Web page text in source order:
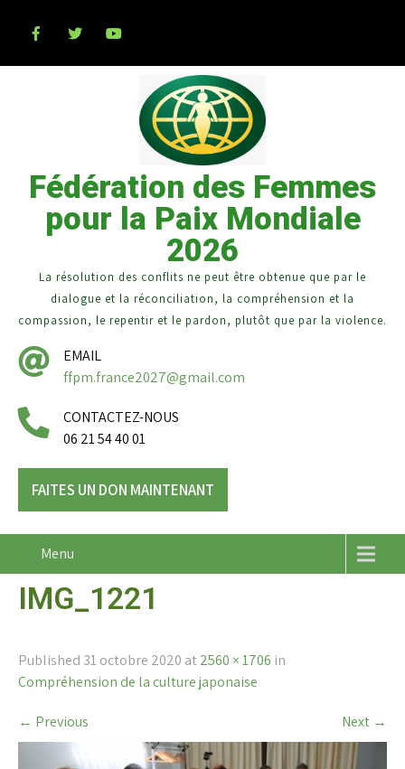
Fédération des Femmes
pour la Paix Mondiale
2026
La résolution des conflits ne peut être obtenue que par le
dialogue et la réconciliation, la compréhension et la
compassion, le repentir et le pardon, plutôt que par la violence.
EMAIL
ffpm.france2027@gmail.com
CONTACTEZ-NOUS
06 21 54 40 01
FAITES UN DON MAINTENANT
Menu
IMG_1221
Published 31 octobre 2020 at 2560 × 1706 in
Compréhension de la culture japonaise
← Previous Next →